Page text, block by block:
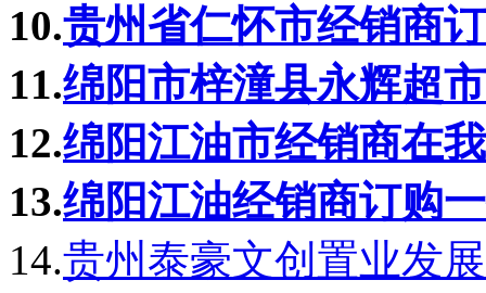
10.贵州省仁怀市经销商
11.绵阳市梓潼县永辉超
12.绵阳江油市经销商在
13.绵阳江油经销商订购
14.贵州泰豪文创置业发